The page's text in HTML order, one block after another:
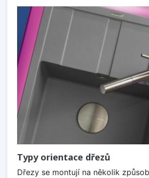
Typy orientace dřezů
Dřezy se montují na několik